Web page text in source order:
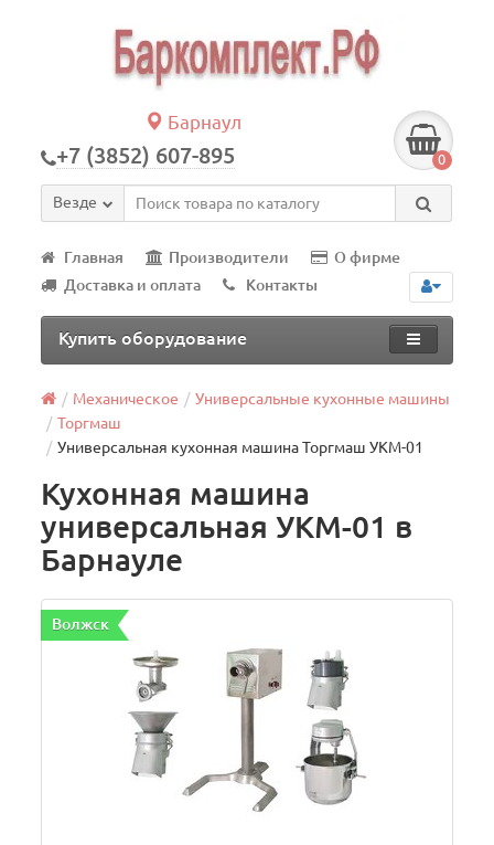
Барнаул
+7 (3852) 607-895 0
Везде
Главная Производители
О фирме
Доставка и оплата
Контакты
Купить оборудование
Механическое
Универсальные кухонные машины
Торгмаш
Универсальная кухонная машина Торгмаш УКМ-01
Кухонная машина
универсальная УКМ-01 в
Барнауле
Волжск